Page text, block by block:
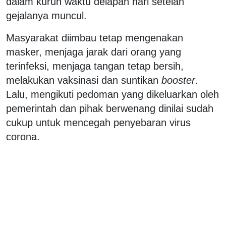
gejalanya muncul.
Masyarakat diimbau tetap mengenakan
masker, menjaga jarak dari orang yang
terinfeksi, menjaga tangan tetap bersih,
melakukan vaksinasi dan suntikan booster.
Lalu, mengikuti pedoman yang dikeluarkan oleh
pemerintah dan pihak berwenang dinilai sudah
cukup untuk mencegah penyebaran virus
corona.